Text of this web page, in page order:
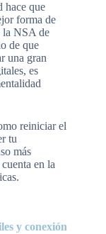
hace que
forma de
la NSA de
de que
una gran
es
reiniciar el
tu
más
en la
y conexión